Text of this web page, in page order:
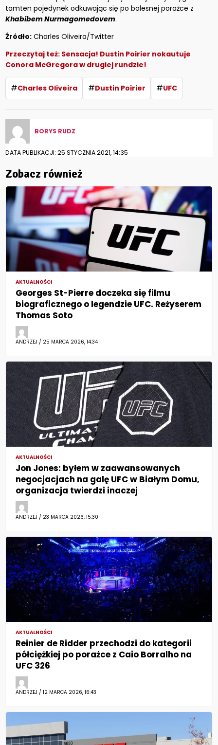
tamten pojedynek odkuwając się po bolesnej porażce z
Khabibem Nurmagomedovem.
Źródło: Charles Oliveira/Twitter
Przeczytaj też: Sensacja! Dustin Poirier nokautuje
Conora McGregora w drugiej rundzie!
#Charles Oliveira #Dustin Poirier #UFC
BORYS RUDZ
DATA PUBLIKACJI: 25 STYCZNIA 2021, 14:35
Zobacz również
AKTUALNOŚCI
Georges St-Pierre doczeka się filmu
biograficznego o legendzie UFC. Reżyserem
Thomas Soto
ANDRZEJ / 25 MARCA 2026, 14:34
AKTUALNOŚCI
Jon Jones: byłem w zaawansowanych
negocjacjach na galę UFC w Białym Domu,
organizacja twierdzi inaczej
ANDRZEJ / 23 MARCA 2026, 15:30
AKTUALNOŚCI
Reinier de Ridder przechodzi do kategorii
półciężkiej po porażce z Caio Borralho na
UFC 326
ANDRZEJ / 12 MARCA 2026, 16:43